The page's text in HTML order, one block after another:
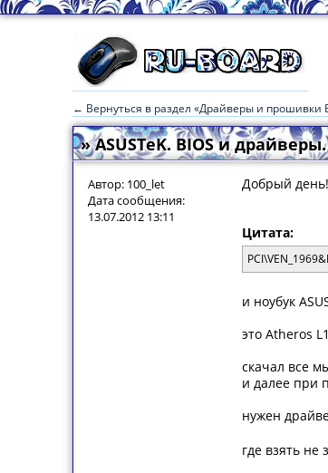
← Вернуться в раздел «Драйверы и прошивки
» ASUSTeK. BIOS и
Автор: 100_let
Дата сообщения:
13.07.2012 13:11
Добрый
Цитата:
и ноубук
это Atheros
скачал все
и далее при
нужен
где взять не